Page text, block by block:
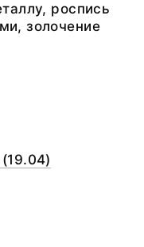
роспись
золочение